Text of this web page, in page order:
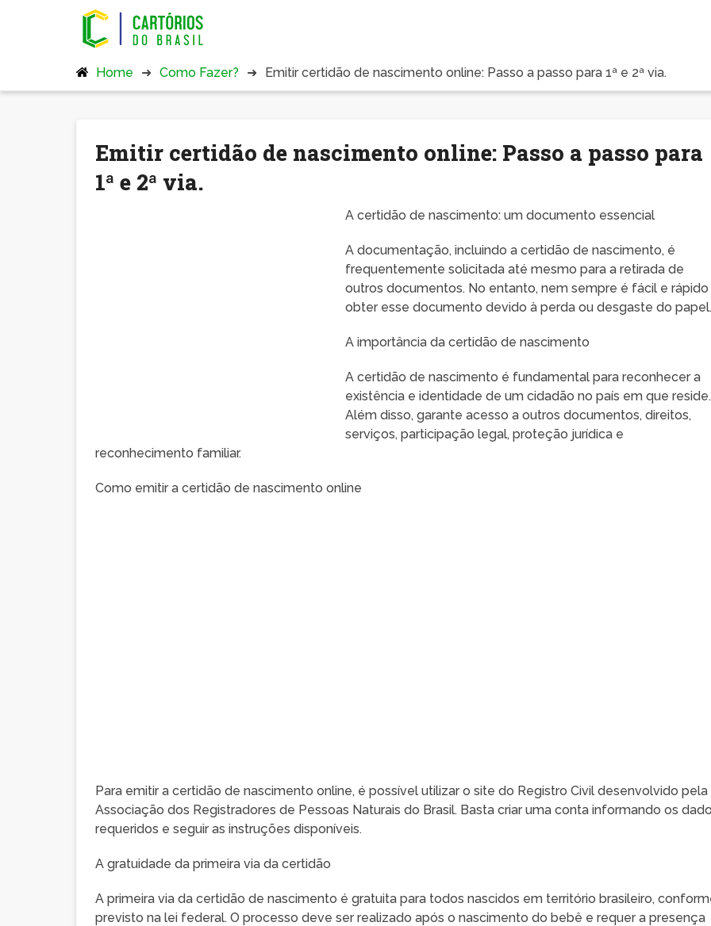
Home Como Fazer? Emitir certidão de nascimento online: Passo a passo para 1ª e 2ª via.
Emitir certidão de nascimento online: Passo a passo para
1ª e 2ª via.
A certidão de nascimento: um documento essencial
A documentação, incluindo a certidão de nascimento, é
frequentemente solicitada até mesmo para a retirada de
outros documentos. No entanto, nem sempre é fácil e rápido
obter esse documento devido à perda ou desgaste do
A importância da certidão de nascimento
A certidão de nascimento é fundamental para reconhecer a
existência e identidade de um cidadão no país em que reside.
Além disso, garante acesso a outros documentos, direitos,
serviços, participação legal, proteção jurídica e
reconhecimento familiar.
Como emitir a certidão de nascimento online
Para emitir a certidão de nascimento online, é possível utilizar o site do Registro Civil desenvolvido pela
Associação dos Registradores de Pessoas Naturais do Brasil. Basta criar uma conta informando os
requeridos e seguir as instruções disponíveis.
A gratuidade da primeira via da certidão
A primeira via da certidão de nascimento é gratuita para todos nascidos em território brasileiro,
previsto na lei federal. O processo deve ser realizado após o nascimento do bebê e requer a presença